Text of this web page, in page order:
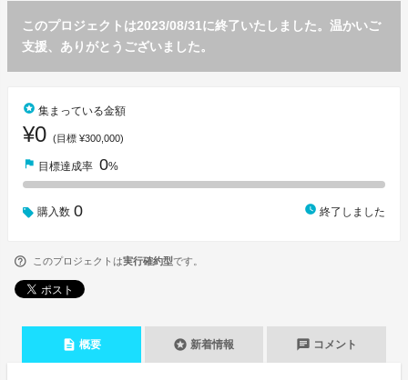
このプロジェクトは2023/08/31に終了いたしました。温かいご
支援、ありがとうございました。
stars 集まっている金額
¥0 (目標 ¥300,000)
flag 目標達成率 0%
購入数 0 watch_later 終了しました
このプロジェクトは実行確約型です。
description 概要 stars 新着情報 chat コメント